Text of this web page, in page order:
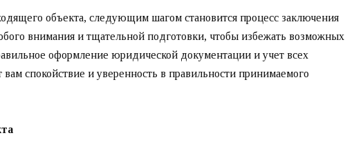
объекта, следующим шагом становится процесс заключения
внимания и тщательной подготовки, чтобы избежать возможных
оформление юридической документации и учет всех
спокойствие и уверенность в правильности принимаемого